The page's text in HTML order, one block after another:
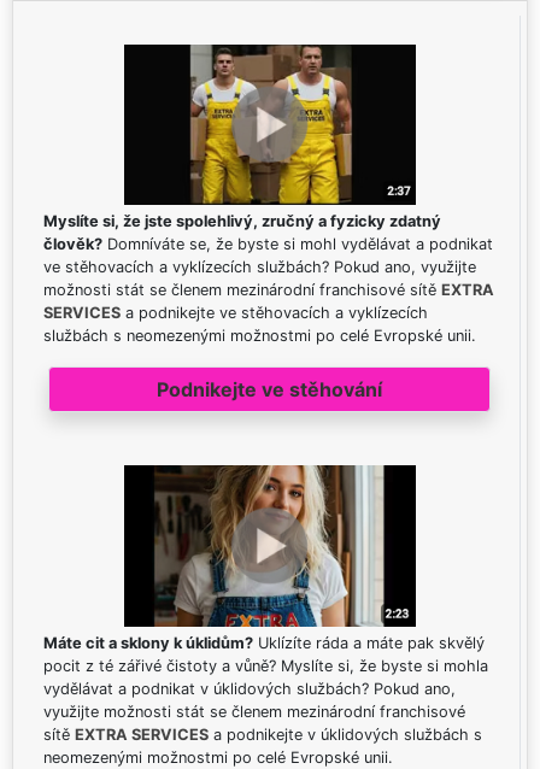
Myslíte si, že jste spolehlivý, zručný a fyzicky zdatný
člověk? Domníváte se, že byste si mohl vydělávat a podnikat
ve stěhovacích a vyklízecích službách? Pokud ano, využijte
možnosti stát se členem mezinárodní franchisové sítě EXTRA
SERVICES a podnikejte ve stěhovacích a vyklízecích
službách s neomezenými možnostmi po celé Evropské unii.
Podnikejte ve stěhování
Máte cit a sklony k úklidům? Uklízíte ráda a máte pak skvělý
pocit z té zářivé čistoty a vůně? Myslíte si, že byste si mohla
vydělávat a podnikat v úklidových službách? Pokud ano,
využijte možnosti stát se členem mezinárodní franchisové
sítě EXTRA SERVICES a podnikejte v úklidových službách s
neomezenými možnostmi po celé Evropské unii.